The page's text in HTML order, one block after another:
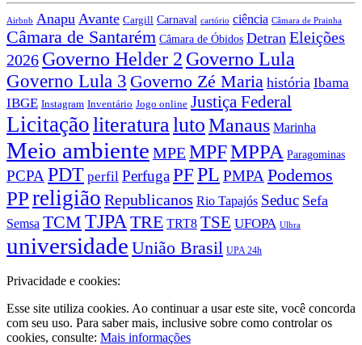
Airbnb Anapu Avante Cargill Carnaval cartório ciência Câmara de Prainha
Câmara de Santarém Câmara de Óbidos Detran Eleições
2026 Governo Helder 2 Governo Lula
Governo Lula 3 Governo Zé Maria história Ibama
IBGE Instagram Inventário Jogo online Justiça Federal
Licitaçãoliteratura lutoManaus Marinha
Meio ambiente MPEMPFMPPA Paragominas
PCPA PDT perfil PerfugaPFPL PMPA Podemos
PPreligião Republicanos Rio Tapajós Seduc Sefa
Semsa TCM TJPA TRE TRT8 TSE UFOPA Ulbra
universidade União Brasil UPA 24h
Privacidade e cookies:
Esse site utiliza cookies. Ao continuar a usar este site, você concorda
com seu uso. Para saber mais, inclusive sobre como controlar os
cookies, consulte: Mais informações